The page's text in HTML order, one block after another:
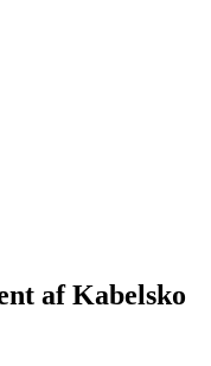
af Kabelsko